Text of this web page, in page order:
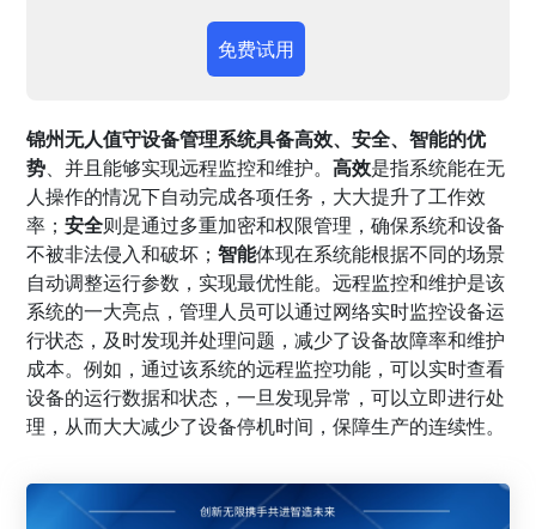
免费试用
锦州无人值守设备管理系统具备高效、安全、智能的优
势、并且能够实现远程监控和维护。高效是指系统能在无
人操作的情况下自动完成各项任务，大大提升了工作效
率；安全则是通过多重加密和权限管理，确保系统和设备
不被非法侵入和破坏；智能体现在系统能根据不同的场景
自动调整运行参数，实现最优性能。远程监控和维护是该
系统的一大亮点，管理人员可以通过网络实时监控设备运
行状态，及时发现并处理问题，减少了设备故障率和维护
成本。例如，通过该系统的远程监控功能，可以实时查看
设备的运行数据和状态，一旦发现异常，可以立即进行处
理，从而大大减少了设备停机时间，保障生产的连续性。